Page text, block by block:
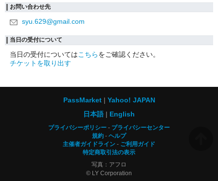
お問い合わせ先
syu.629@gmail.com
当日の受付について
当日の受付についてはこちらをご確認ください。
チケットを取り出す
PassMarket
Yahoo! JAPAN
日本語
English
プライバシーポリシー
プライバシーセンター
規約
ヘルプ
主催者ガイドライン
ご利用ガイド
特定商取引法の表示
写真：アフロ
© LY Corporation